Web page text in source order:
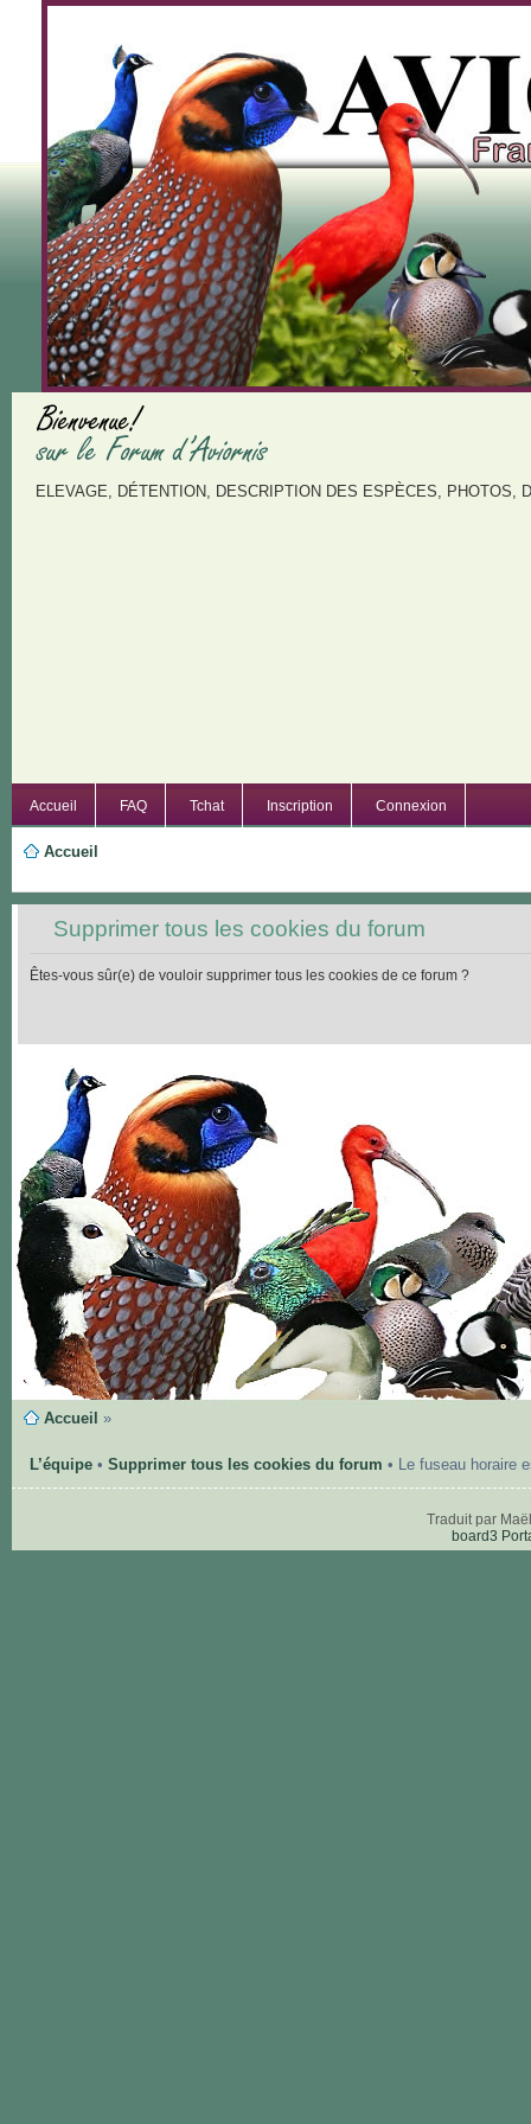
ELEVAGE, DÉTENTION, DESCRIPTION DES ESPÈCES, PHOTOS,
Accueil FAQ Tchat Inscription Connexion
Accueil
Supprimer tous les cookies du forum
Êtes-vous sûr(e) de vouloir supprimer tous les cookies de ce forum ?
Accueil »
L’équipe• Supprimer tous les cookies du forum • Le fuseau horaire
Traduit par
board3